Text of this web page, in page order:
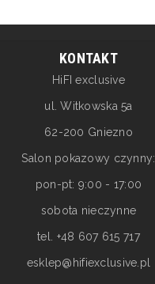
Sonus faber, łatwo...
KONTAKT
HiFI exclusive
ul. Witkowska 5a
62-200 Gniezno
Salon pokazowy czynny:
pon-pt: 9:00 - 17:00
sobota nieczynne
tel. +48 607 615 717
esklep@hifiexclusive.pl